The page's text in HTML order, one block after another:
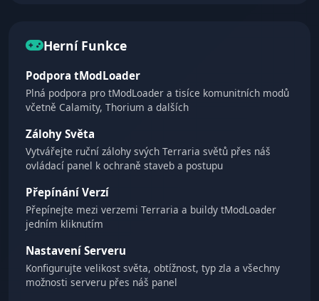
Herní Funkce
Podpora tModLoader
Plná podpora pro tModLoader a tisíce komunitních modů
včetně Calamity, Thorium a dalších
Zálohy Světa
Vytvářejte ruční zálohy svých Terraria světů přes náš
ovládací panel k ochraně staveb a postupu
Přepínání Verzí
Přepínejte mezi verzemi Terraria a buildy tModLoader
jedním kliknutím
Nastavení Serveru
Konfigurujte velikost světa, obtížnost, typ zla a všechny
možnosti serveru přes náš panel